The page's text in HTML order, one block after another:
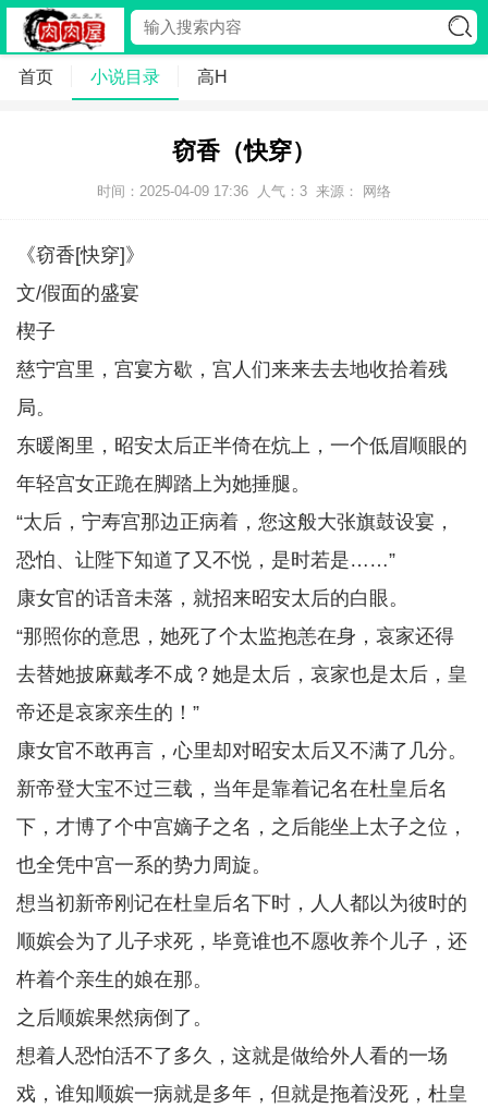
首页 小说目录 高H
窃香（快穿）
时间：2025-04-09 17:36 人气： 3 来源： 网络
《窃香[快穿]》
文/假面的盛宴
楔子
慈宁宫里，宫宴方歇，宫人们来来去去地收拾着残
局。
东暖阁里，昭安太后正半倚在炕上，一个低眉顺眼的
年轻宫女正跪在脚踏上为她捶腿。
“太后，宁寿宫那边正病着，您这般大张旗鼓设宴，
恐怕、让陛下知道了又不悦，是时若是……”
康女官的话音未落，就招来昭安太后的白眼。
“那照你的意思，她死了个太监抱恙在身，哀家还得
去替她披麻戴孝不成？她是太后，哀家也是太后，皇
帝还是哀家亲生的！”
康女官不敢再言，心里却对昭安太后又不满了几分。
新帝登大宝不过三载，当年是靠着记名在杜皇后名
下，才博了个中宫嫡子之名，之后能坐上太子之位，
也全凭中宫一系的势力周旋。
想当初新帝刚记在杜皇后名下时，人人都以为彼时的
顺嫔会为了儿子求死，毕竟谁也不愿收养个儿子，还
杵着个亲生的娘在那。
之后顺嫔果然病倒了。
想着人恐怕活不了多久，这就是做给外人看的一场
戏，谁知顺嫔一病就是多年，但就是拖着没死，杜皇